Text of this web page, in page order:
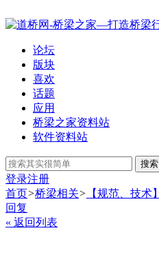
论坛
版块
喜欢
话题
应用
桥梁之家资料站
软件资料站
搜索
登录注册
首页>桥梁相关> 【规范、技术】
回复
« 返回列表